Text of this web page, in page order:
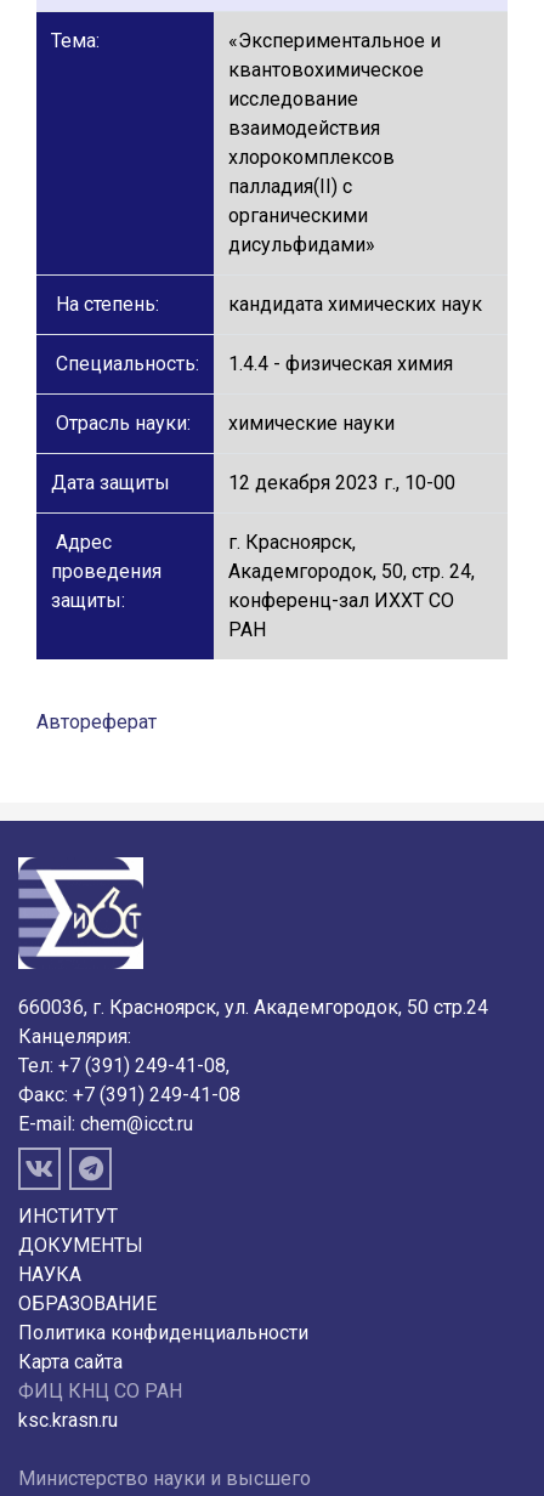
Тема:
«Экспериментальное и
квантовохимическое
исследование
взаимодействия
хлорокомплексов
палладия(II) с
органическими
дисульфидами»
На степень: кандидата химических наук
Специальность: 1.4.4 - физическая химия
Отрасль науки: химические науки
Дата защиты 12 декабря 2023 г., 10-00
Адрес
проведения
защиты:
г. Красноярск,
Академгородок, 50, стр. 24,
конференц-зал ИХХТ СО
РАН
Автореферат
660036, г. Красноярск, ул. Академгородок, 50 стр.24
Канцелярия:
Тел: +7 (391) 249-41-08,
Факс: +7 (391) 249-41-08
E-mail: chem@icct.ru
ИНСТИТУТ
ДОКУМЕНТЫ
НАУКА
ОБРАЗОВАНИЕ
Политика конфиденциальности
Карта сайта
ФИЦ КНЦ СО РАН
ksc.krasn.ru
Министерство науки и высшего